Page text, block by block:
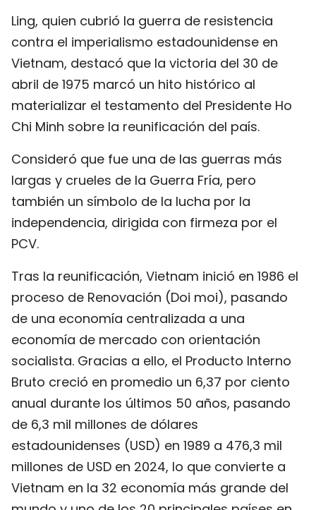
РУССКИЙ
Ling, quien cubrió la guerra de resistencia
contra el imperialismo estadounidense en
Vietnam, destacó que la victoria del 30 de
abril de 1975 marcó un hito histórico al
materializar el testamento del Presidente Ho
Chi Minh sobre la reunificación del país.
Consideró que fue una de las guerras más
largas y crueles de la Guerra Fría, pero
también un símbolo de la lucha por la
independencia, dirigida con firmeza por el
PCV.
Tras la reunificación, Vietnam inició en 1986 el
proceso de Renovación (Doi moi), pasando
de una economía centralizada a una
economía de mercado con orientación
socialista. Gracias a ello, el Producto Interno
Bruto creció en promedio un 6,37 por ciento
anual durante los últimos 50 años, pasando
de 6,3 mil millones de dólares
estadounidenses (USD) en 1989 a 476,3 mil
millones de USD en 2024, lo que convierte a
Vietnam en la 32 economía más grande del